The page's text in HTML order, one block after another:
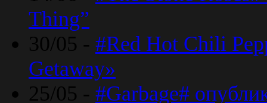
Thing”
30/05 - #Red Hot Chili
Getaway»
25/05 - #Garbage#